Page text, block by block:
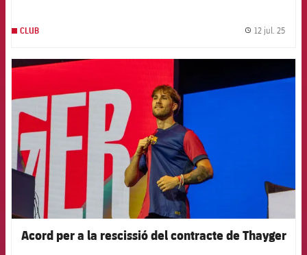
CLUB 12 jul. 25
Acord per a la rescissió del contracte de Thayger